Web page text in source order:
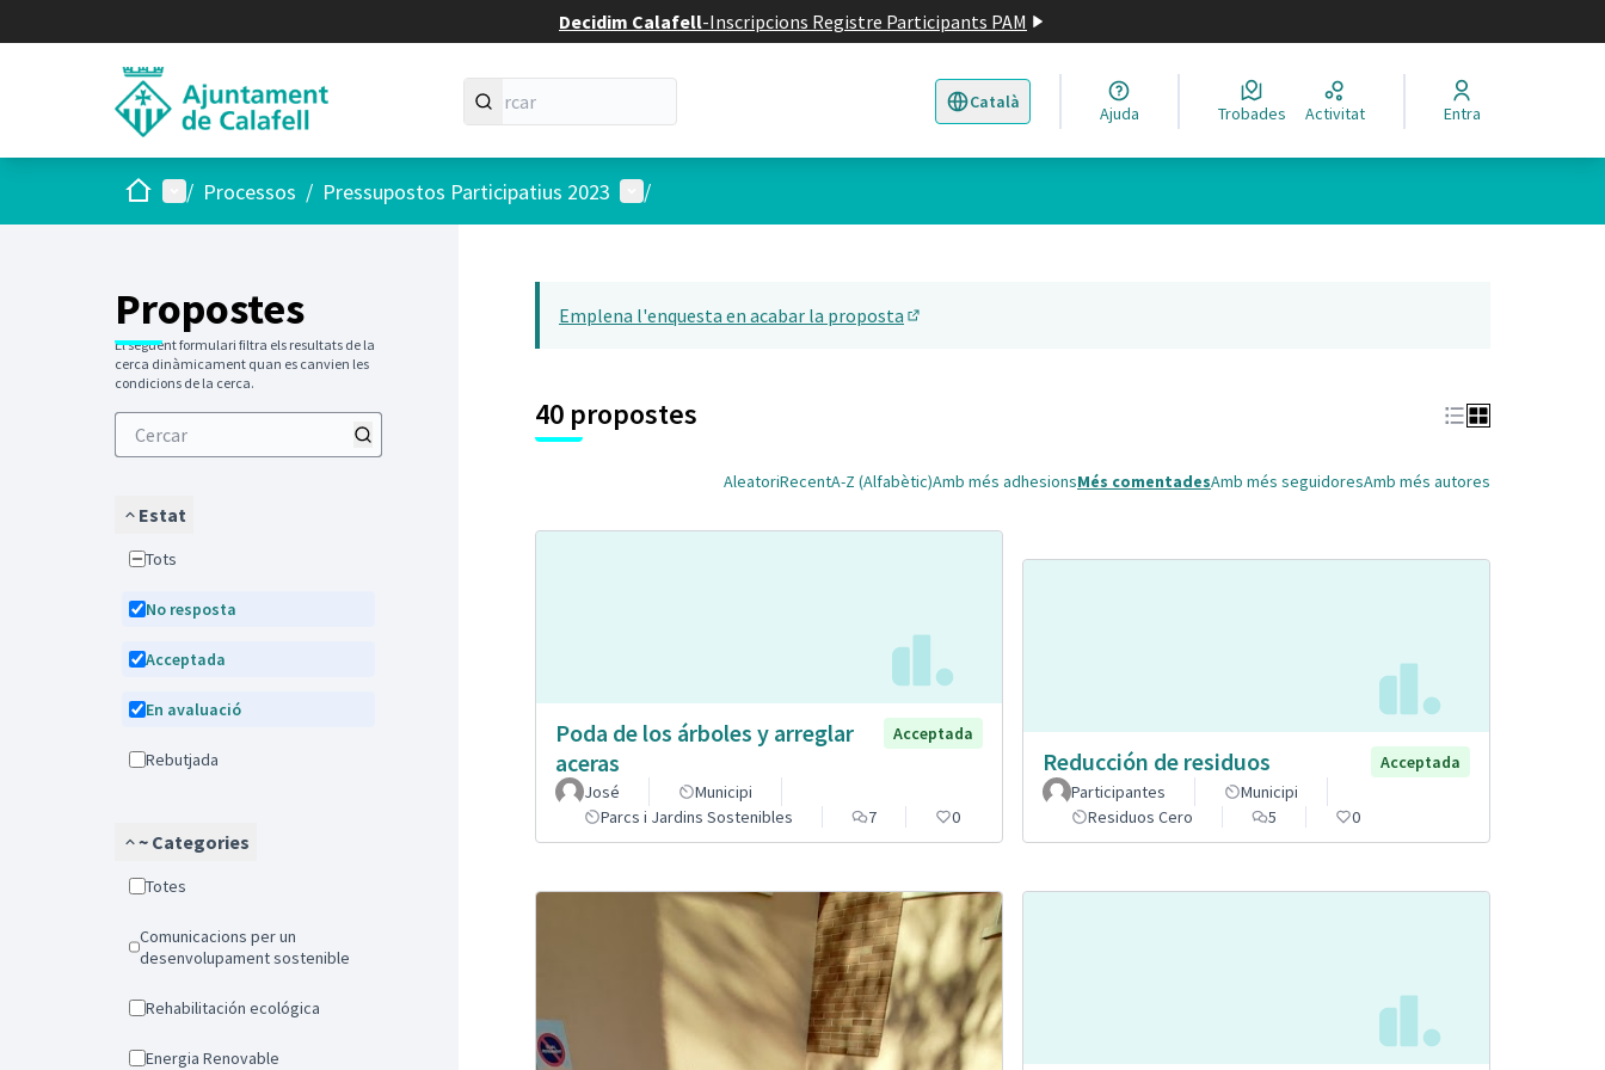
Decidim Calafell-Inscripcions Registre Participants PAM
Català
Triar la llengua Elegir el idioma
Ajuda Trobades Activitat Entra
Inici Menú principal
/ Processos / Pressupostos Participatius 2023 Menú d'usuari
/
Propostes
El següent formulari filtra els resultats de la
cerca dinàmicament quan es canvien les
condicions de la cerca.
Estat
Tots
No resposta
Acceptada
En avaluació
Rebutjada
~ Categories
Totes
Comunicacions per un
desenvolupament sostenible
Rehabilitación ecológica
Energia Renovable
Emplena l'enquesta en acabar la proposta
40 propostes
AleatoriRecentA-Z (Alfabètic)Amb més adhesionsMés comentadesAmb més seguidoresAmb més autores
Poda de los árboles y arreglar
aceras
Acceptada
José
Municipi
Parcs i Jardins Sostenibles
7 0
Reducción de residuos
Acceptada
Participantes
Municipi
Residuos Cero
5 0